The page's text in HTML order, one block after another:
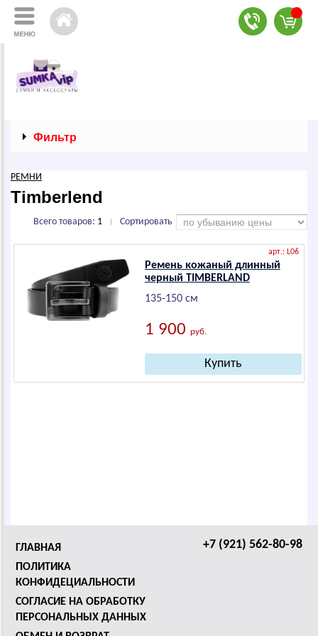
Фильтр
РЕМНИ
Timberlend
Всего товаров: 1 Сортировать
арт.: L06
Ремень кожаный длинный
черный ТIМВЕRLАND
135-150 см
1 900 руб.
+7 (921) 562-80-98
ГЛАВНАЯ
ПОЛИТИКА
КОНФИДЕЦИАЛЬНОСТИ
СОГЛАСИЕ НА ОБРАБОТКУ
ПЕРСОНАЛЬНЫХ ДАННЫХ